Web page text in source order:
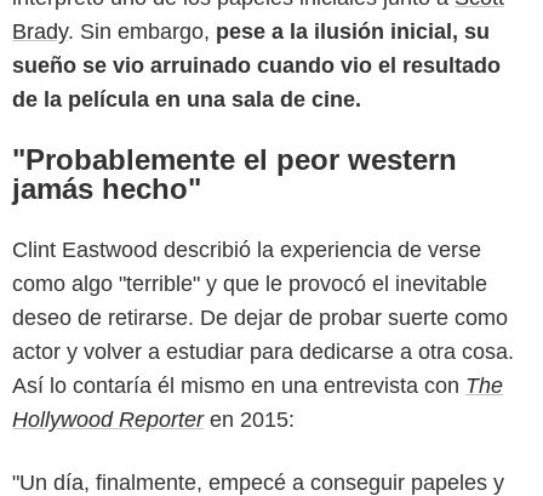
Brady. Sin embargo, pese a la ilusión inicial, su
sueño se vio arruinado cuando vio el resultado
de la película en una sala de cine.
"Probablemente el peor western
jamás hecho"
Clint Eastwood describió la experiencia de verse
como algo "terrible" y que le provocó el inevitable
deseo de retirarse. De dejar de probar suerte como
actor y volver a estudiar para dedicarse a otra cosa.
Así lo contaría él mismo en una entrevista con The
Hollywood Reporteren 2015:
"Un día, finalmente, empecé a conseguir papeles y